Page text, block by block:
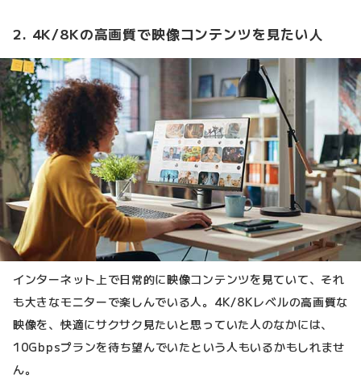
2. 4K/8Kの高画質で映像コンテンツを見たい人
インターネット上で日常的に映像コンテンツを見ていて、それ
も大きなモニターで楽しんでいる人。4K/8Kレベルの高画質な
映像を、快適にサクサク見たいと思っていた人のなかには、
10Gbpsプランを待ち望んでいたという人もいるかもしれませ
ん。